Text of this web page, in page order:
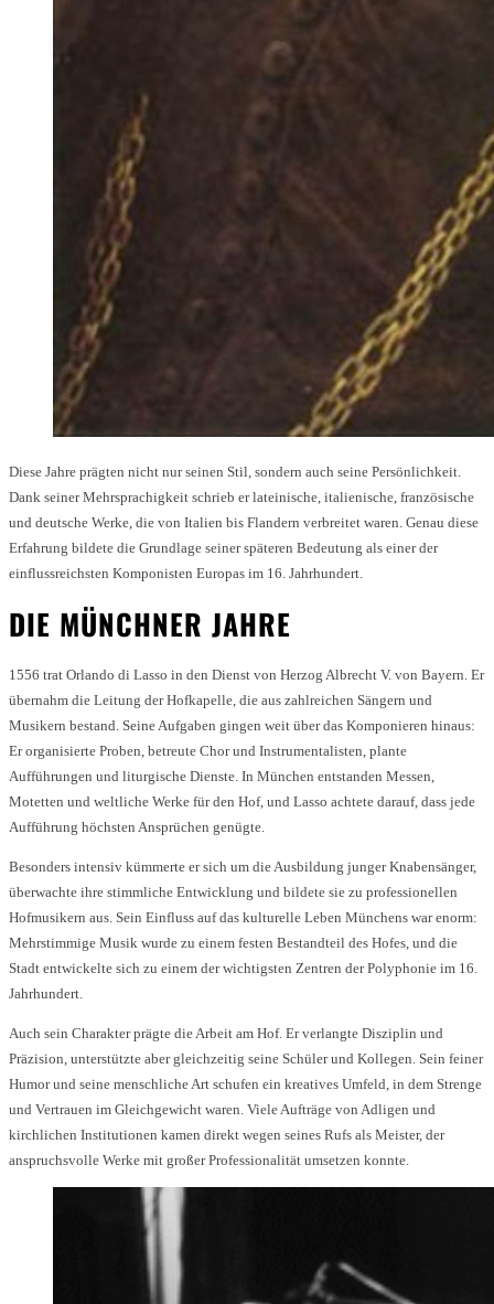
Diese Jahre prägten nicht nur seinen Stil, sondern auch seine Persönlichkeit.
Dank seiner Mehrsprachigkeit schrieb er lateinische, italienische, französische
und deutsche Werke, die von Italien bis Flandern verbreitet waren. Genau diese
Erfahrung bildete die Grundlage seiner späteren Bedeutung als einer der
einflussreichsten Komponisten Europas im 16. Jahrhundert.
DIE MÜNCHNER JAHRE
1556 trat Orlando di Lasso in den Dienst von Herzog Albrecht V. von Bayern. Er
übernahm die Leitung der Hofkapelle, die aus zahlreichen Sängern und
Musikern bestand. Seine Aufgaben gingen weit über das Komponieren hinaus:
Er organisierte Proben, betreute Chor und Instrumentalisten, plante
Aufführungen und liturgische Dienste. In München entstanden Messen,
Motetten und weltliche Werke für den Hof, und Lasso achtete darauf, dass jede
Aufführung höchsten Ansprüchen genügte.
Besonders intensiv kümmerte er sich um die Ausbildung junger Knabensänger,
überwachte ihre stimmliche Entwicklung und bildete sie zu professionellen
Hofmusikern aus. Sein Einfluss auf das kulturelle Leben Münchens war enorm:
Mehrstimmige Musik wurde zu einem festen Bestandteil des Hofes, und die
Stadt entwickelte sich zu einem der wichtigsten Zentren der Polyphonie im 16.
Jahrhundert.
Auch sein Charakter prägte die Arbeit am Hof. Er verlangte Disziplin und
Präzision, unterstützte aber gleichzeitig seine Schüler und Kollegen. Sein feiner
Humor und seine menschliche Art schufen ein kreatives Umfeld, in dem Strenge
und Vertrauen im Gleichgewicht waren. Viele Aufträge von Adligen und
kirchlichen Institutionen kamen direkt wegen seines Rufs als Meister, der
anspruchsvolle Werke mit großer Professionalität umsetzen konnte.